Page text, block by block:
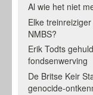
Al wie het niet
Elke
NMBS?
Erik Todts
fondsenwerving
De Britse Keir
genocide-